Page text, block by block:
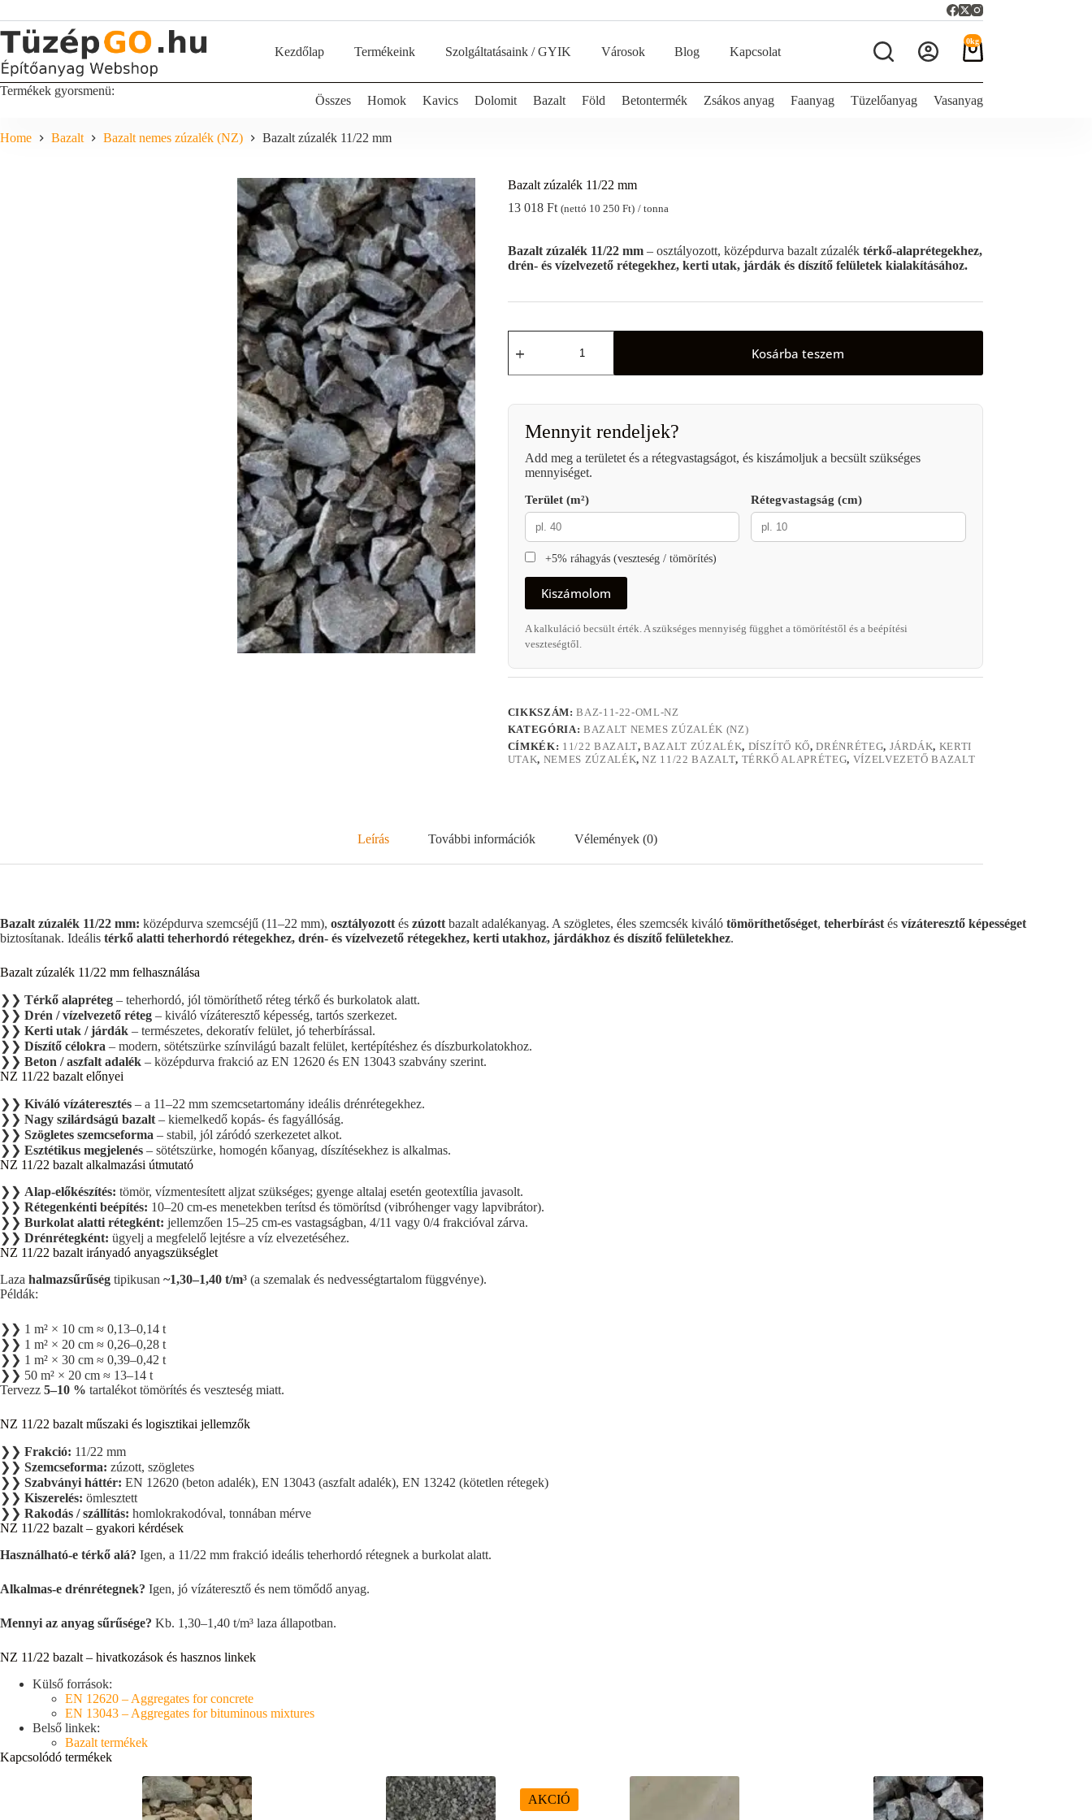
to
content
Kezdőlap
Termékeink Szolgáltatásaink / GYIK Városok Blog Kapcsolat
Shopping
0kg
Termékek gyorsmenü:
Összes Homok Kavics Dolomit Bazalt Föld Betontermék Zsákos anyag Faanyag Tüzelőanyag Vasanyag
Home Bazalt Bazalt nemes zúzalék (NZ) Bazalt zúzalék 11/22 mm
Bazalt zúzalék 11/22 mm
13 018 Ft (nettó 10 250 Ft) / tonna
Bazalt zúzalék 11/22 mm– osztályozott, középdurva bazalt zúzalék térkő-alaprétegekhez,
drén- és vízelvezető rétegekhez, kerti utak, járdák és díszítő felületek kialakításához.
zúzalék
mm
Kosárba teszem
Mennyit rendeljek?
Add meg a területet és a rétegvastagságot, és kiszámoljuk a becsült szükséges
mennyiséget.
Terület (m²) Rétegvastagság (cm)
+5% ráhagyás (veszteség / tömörítés)
Kiszámolom
A kalkuláció becsült érték. A szükséges mennyiség függhet a tömörítéstől és a beépítési
veszteségtől.
CIKKSZÁM:BAZ-11-22-OML-NZ
KATEGÓRIA: BAZALT NEMES ZÚZALÉK (NZ)
CÍMKÉK: 11/22 BAZALT,BAZALT ZÚZALÉK, DÍSZÍTŐ KŐ,DRÉNRÉTEG, JÁRDÁK, KERTI
UTAK, NEMES ZÚZALÉK,NZ 11/22 BAZALT, TÉRKŐ ALAPRÉTEG, VÍZELVEZETŐ BAZALT
Leírás További információk Vélemények (0)
Bazalt zúzalék 11/22 mm: középdurva szemcséjű (11–22 mm), osztályozott és zúzott bazalt adalékanyag. A szögletes, éles szemcsék kiváló tömöríthetőséget, teherbírást és vízáteresztő képességet
biztosítanak. Ideális térkő alatti teherhordó rétegekhez, drén- és vízelvezető rétegekhez, kerti utakhoz, járdákhoz és díszítő felületekhez.
Bazalt zúzalék 11/22 mm felhasználása
❯❯ Térkő alapréteg – teherhordó, jól tömöríthető réteg térkő és burkolatok alatt.
❯❯ Drén / vízelvezető réteg – kiváló vízáteresztő képesség, tartós szerkezet.
❯❯ Kerti utak / járdák – természetes, dekoratív felület, jó teherbírással.
❯❯ Díszítő célokra – modern, sötétszürke színvilágú bazalt felület, kertépítéshez és díszburkolatokhoz.
❯❯ Beton / aszfalt adalék – középdurva frakció az EN 12620 és EN 13043 szabvány szerint.
NZ 11/22 bazalt előnyei
❯❯ Kiváló vízáteresztés – a 11–22 mm szemcsetartomány ideális drénrétegekhez.
❯❯ Nagy szilárdságú bazalt – kiemelkedő kopás- és fagyállóság.
❯❯ Szögletes szemcseforma – stabil, jól záródó szerkezetet alkot.
❯❯ Esztétikus megjelenés – sötétszürke, homogén kőanyag, díszítésekhez is alkalmas.
NZ 11/22 bazalt alkalmazási útmutató
❯❯ Alap-előkészítés: tömör, vízmentesített aljzat szükséges; gyenge altalaj esetén geotextília javasolt.
❯❯ Rétegenkénti beépítés: 10–20 cm-es menetekben terítsd és tömörítsd (vibróhenger vagy lapvibrátor).
❯❯ Burkolat alatti rétegként: jellemzően 15–25 cm-es vastagságban, 4/11 vagy 0/4 frakcióval zárva.
❯❯ Drénrétegként: ügyelj a megfelelő lejtésre a víz elvezetéséhez.
NZ 11/22 bazalt irányadó anyagszükséglet
Laza halmazsűrűség tipikusan ~1,30–1,40 t/m³ (a szemalak és nedvességtartalom függvénye).
Példák:
❯❯ 1 m² × 10 cm ≈ 0,13–0,14 t
❯❯ 1 m² × 20 cm ≈ 0,26–0,28 t
❯❯ 1 m² × 30 cm ≈ 0,39–0,42 t
❯❯ 50 m² × 20 cm ≈ 13–14 t
Tervezz 5–10 % tartalékot tömörítés és veszteség miatt.
NZ 11/22 bazalt műszaki és logisztikai jellemzők
❯❯ Frakció: 11/22 mm
❯❯ Szemcseforma: zúzott, szögletes
❯❯ Szabványi háttér: EN 12620 (beton adalék), EN 13043 (aszfalt adalék), EN 13242 (kötetlen rétegek)
❯❯ Kiszerelés: ömlesztett
❯❯ Rakodás / szállítás: homlokrakodóval, tonnában mérve
NZ 11/22 bazalt – gyakori kérdések
Használható-e térkő alá? Igen, a 11/22 mm frakció ideális teherhordó rétegnek a burkolat alatt.
Alkalmas-e drénrétegnek? Igen, jó vízáteresztő és nem tömődő anyag.
Mennyi az anyag sűrűsége? Kb. 1,30–1,40 t/m³ laza állapotban.
NZ 11/22 bazalt – hivatkozások és hasznos linkek
Külső források:
EN 12620 – Aggregates for concrete
EN 13043 – Aggregates for bituminous mixtures
Belső linkek:
Bazalt termékek
Kapcsolódó termékek
AKCIÓ